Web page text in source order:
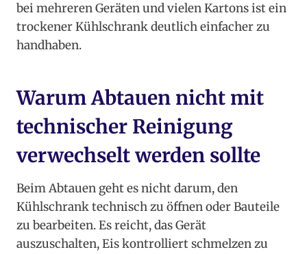
bei mehreren Geräten und vielen Kartons ist ein
trockener Kühlschrank deutlich einfacher zu
handhaben.
Warum Abtauen nicht mit
technischer Reinigung
verwechselt werden sollte
Beim Abtauen geht es nicht darum, den
Kühlschrank technisch zu öffnen oder Bauteile
zu bearbeiten. Es reicht, das Gerät
auszuschalten, Eis kontrolliert schmelzen zu